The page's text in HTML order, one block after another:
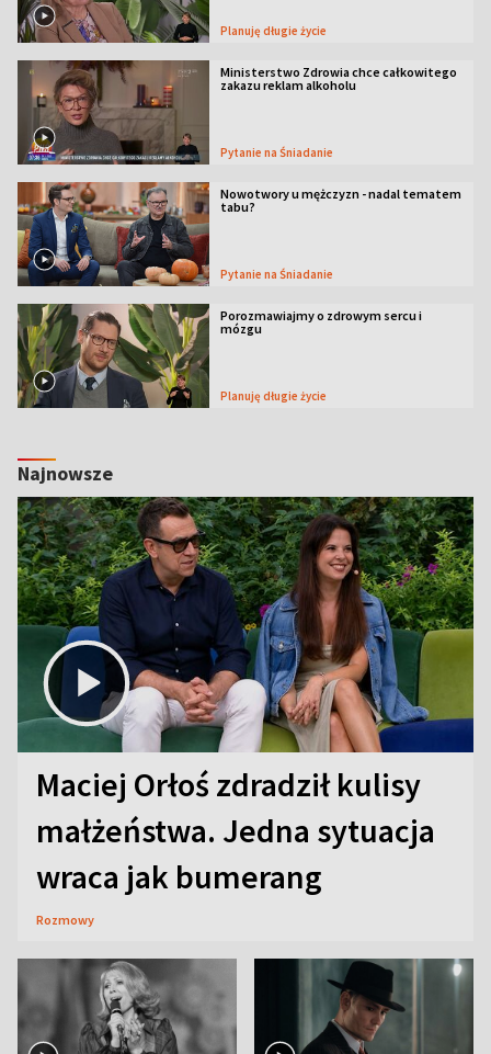
Planuję długie życie
Ministerstwo Zdrowia chce całkowitego
zakazu reklam alkoholu
Pytanie na Śniadanie
Nowotwory u mężczyzn - nadal tematem
tabu?
Pytanie na Śniadanie
Porozmawiajmy o zdrowym sercu i
mózgu
Planuję długie życie
Najnowsze
Maciej Orłoś zdradził kulisy
małżeństwa. Jedna sytuacja
wraca jak bumerang
Rozmowy